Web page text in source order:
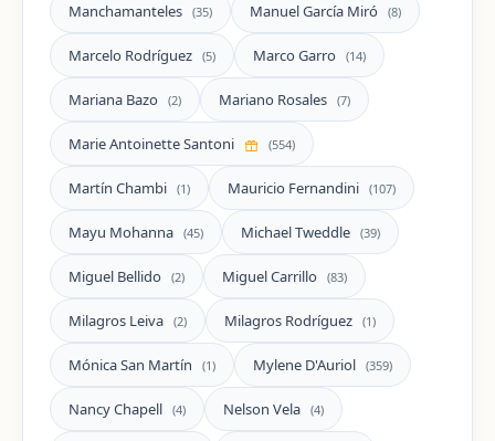
Manchamanteles (35) Manuel García Miró (8)
Marcelo Rodríguez (5) Marco Garro (14)
Mariana Bazo (2) Mariano Rosales (7)
Marie Antoinette Santoni (554)
Martín Chambi (1) Mauricio Fernandini (107)
Mayu Mohanna (45) Michael Tweddle (39)
Miguel Bellido (2) Miguel Carrillo (83)
Milagros Leiva (2) Milagros Rodríguez (1)
Mónica San Martín (1) Mylene D'Auriol (359)
Nancy Chapell (4) Nelson Vela (4)